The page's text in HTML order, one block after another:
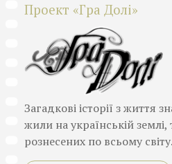
Проект «Гра Долі»
Загадкові історії з життя
жили на українській землі,
рознесених по всьому світу.